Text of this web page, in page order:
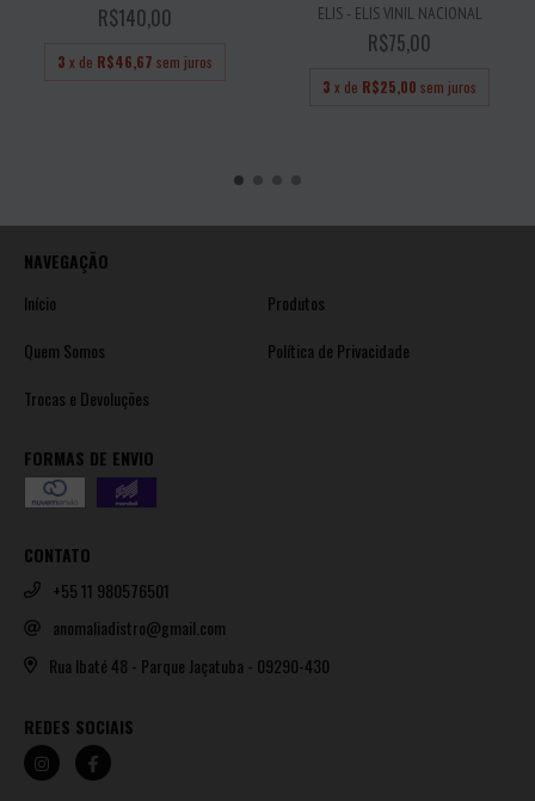
R$140,00
3 x de R$46,67 sem juros
ELIS - ELIS VINIL NACIONAL
R$75,00
3 x de R$25,00 sem juros
NAVEGAÇÃO
Início
Produtos
Quem Somos
Política de Privacidade
Trocas e Devoluções
FORMAS DE ENVIO
CONTATO
+55 11 980576501
anomaliadistro@gmail.com
Rua Ibaté 48 - Parque Jaçatuba - 09290-430
REDES SOCIAIS